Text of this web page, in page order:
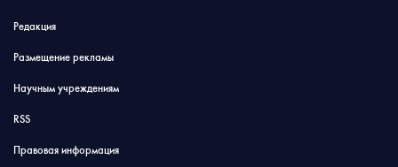
Редакция
Размещение рекламы
Научным учреждениям
RSS
Правовая информация